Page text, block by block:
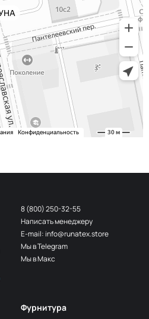
Фурнитура
8 (800) 250-32-55
Написать менеджеру
E-mail: info@runatex.store
Мы в Telegram
Мы в Макс